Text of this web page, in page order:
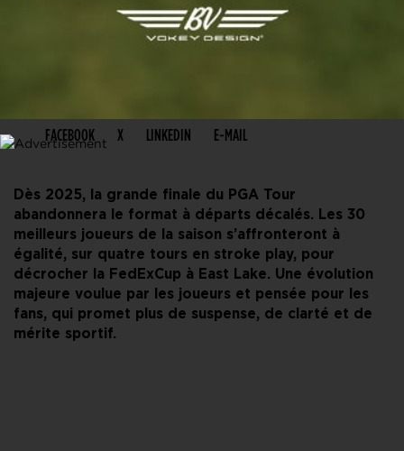
FACEBOOK X LINKEDIN E-MAIL
Dès 2025, la grande finale du PGA Tour
abandonnera le format à départs décalés. Les 30
meilleurs joueurs de la saison s’affronteront à
égalité, sur quatre tours en stroke play, pour
décrocher la FedExCup à East Lake. Une évolution
majeure voulue par les joueurs et pensée pour les
fans, qui promet plus de suspense, de clarté et de
mérite sportif.